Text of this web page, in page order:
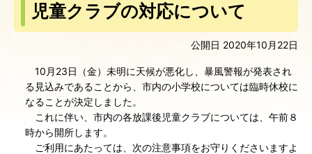
児童クラブの対応について
公開日 2020年10月22日
10月23日（金）未明に天候が悪化し、暴風警報が発表され
る見込みであることから、市内の小学校については臨時休校に
なることが決定しました。
これに伴い、市内の各放課後児童クラブについては、午前８
時から開所します。
ご利用にあたっては、次の注意事項をお守りくださいますよ